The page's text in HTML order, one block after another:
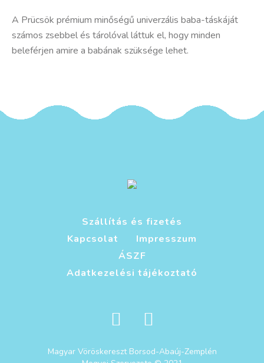
A Prücsök prémium minőségű univerzális baba-táskáját
számos zsebbel és tárolóval láttuk el, hogy minden
beleférjen amire a babának szüksége lehet.
Szállítás és fizetés
Kapcsolat
Impresszum
ÁSZF
Adatkezelési tájékoztató
Magyar Vöröskereszt Borsod-Abaúj-Zemplén